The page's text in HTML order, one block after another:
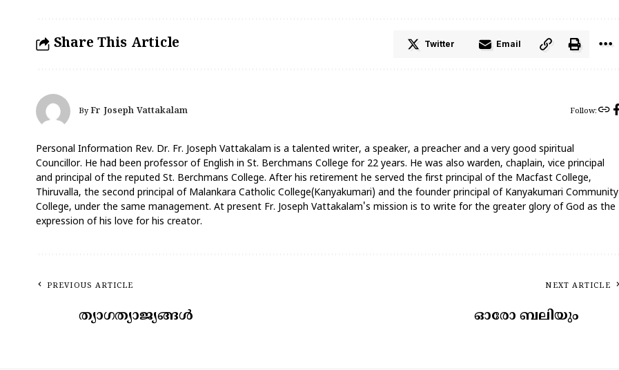
Share This Article Twitter Email
By Fr Joseph Vattakalam Follow:
Personal Information Rev. Dr. Fr. Joseph Vattakalam is a talented writer, a speaker, a preacher and a very good spiritual
Councillor. He had been professor of English in St. Berchmans College for 22 years. He was also warden, chaplain, vice principal
and principal of the reputed St. Berchmans College. After his retirement he served the first principal of the Macfast College,
Thiruvalla, the second principal of Malankara Catholic College(Kanyakumari) and the founder principal of Kanyakumari Community
College, under the same management. At present Fr. Joseph Vattakalam's mission is to write for the greater glory of God as the
expression of his love for his creator.
PREVIOUS ARTICLE
ത്യാഗത്യാജ്യങ്ങൾ
NEXT ARTICLE
ഓരോ ബലിയും